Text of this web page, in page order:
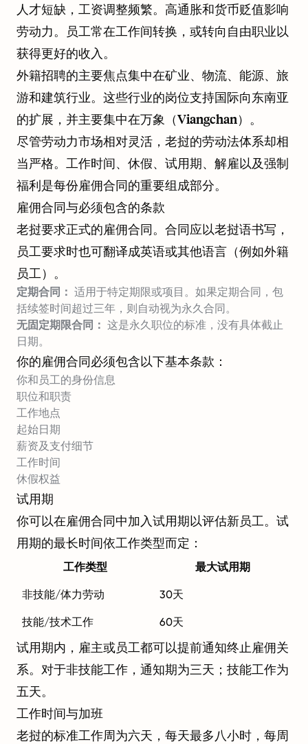
人才短缺，工资调整频繁。高通胀和货币贬值影响
劳动力。员工常在工作间转换，或转向自由职业以
获得更好的收入。
外籍招聘的主要焦点集中在矿业、物流、能源、旅
游和建筑行业。这些行业的岗位支持国际向东南亚
的扩展，并主要集中在万象（Viangchan）。
尽管劳动力市场相对灵活，老挝的劳动法体系却相
当严格。工作时间、休假、试用期、解雇以及强制
福利是每份雇佣合同的重要组成部分。
雇佣合同与必须包含的条款
老挝要求正式的雇佣合同。合同应以老挝语书写，
员工要求时也可翻译成英语或其他语言（例如外籍
员工）。
定期合同： 适用于特定期限或项目。如果定期合同，包
括续签时间超过三年，则自动视为永久合同。
无固定期限合同： 这是永久职位的标准，没有具体截止
日期。
你的雇佣合同必须包含以下基本条款：
你和员工的身份信息
职位和职责
工作地点
起始日期
薪资及支付细节
工作时间
休假权益
试用期
你可以在雇佣合同中加入试用期以评估新员工。试
用期的最长时间依工作类型而定：
工作类型 最大试用期
非技能/体力劳动 30天
技能/技术工作 60天
试用期内，雇主或员工都可以提前通知终止雇佣关
系。对于非技能工作，通知期为三天；技能工作为
五天。
工作时间与加班
老挝的标准工作周为六天，每天最多八小时，每周